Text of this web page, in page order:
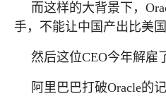
而这样的大背景下，
手，不能让中国产出比美
然后这位CEO今年解雇
阿里巴巴打破Oracle的